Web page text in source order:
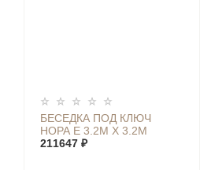
БЕСЕДКА ПОД КЛЮЧ
НОРА Е 3.2М Х 3.2М
211647 ₽